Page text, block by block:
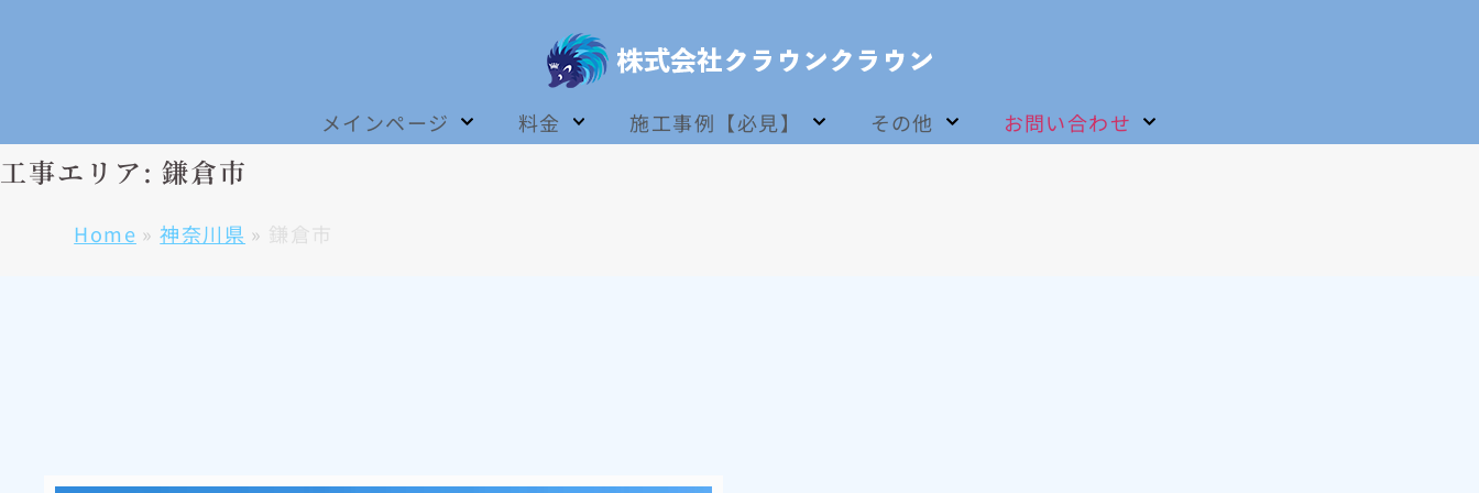
メインページ 料金 施工事例【必見】 その他 お問い合わせ
工事エリア: 鎌倉市
Home »神奈川県 »